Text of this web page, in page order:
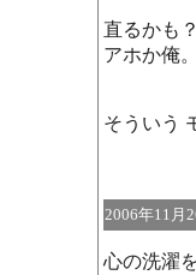
直るかも
アホか俺。
そういう
2006年11月
心の洗濯